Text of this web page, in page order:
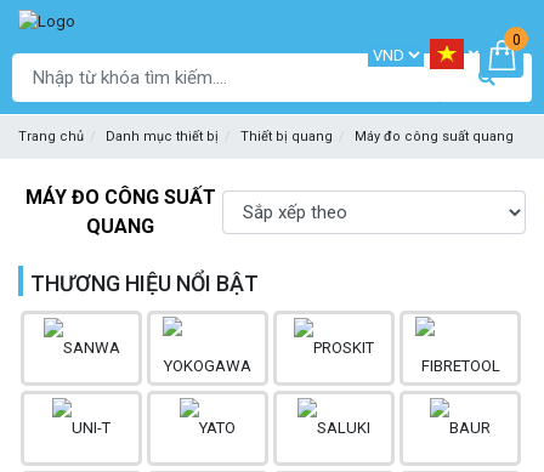
0
Trang chủ Danh mục thiết bị Thiết bị quang Máy đo công suất quang
MÁY ĐO CÔNG SUẤT
QUANG
THƯƠNG HIỆU NỔI BẬT